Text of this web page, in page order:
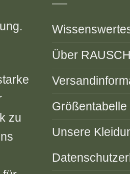
zu
Über
Größentabelle
Unsere